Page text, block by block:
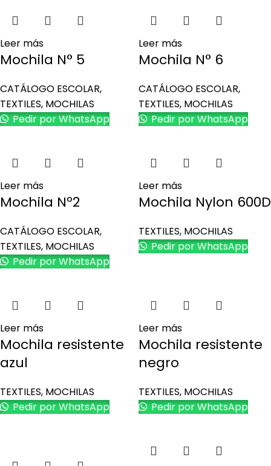
Leer más
Mochila N° 5
CATÁLOGO ESCOLAR,
TEXTILES, MOCHILAS
Pedir por WhatsApp
Leer más
Mochila N° 6
CATÁLOGO ESCOLAR,
TEXTILES, MOCHILAS
Pedir por WhatsApp
Leer más
Mochila Nº2
CATÁLOGO ESCOLAR,
TEXTILES, MOCHILAS
Pedir por WhatsApp
Leer más
Mochila Nylon 600D
TEXTILES, MOCHILAS
Pedir por WhatsApp
Leer más
Mochila resistente
azul
TEXTILES, MOCHILAS
Pedir por WhatsApp
Leer más
Mochila resistente
negro
TEXTILES, MOCHILAS
Pedir por WhatsApp